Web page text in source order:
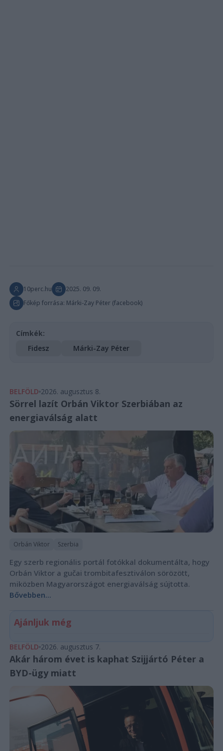
10perc.hu
2025. 09. 09.
Főkép forrása: Márki-Zay Péter (facebook)
Címkék:
Fidesz
Márki-Zay Péter
BELFÖLD 2026. augusztus 8.
Sörrel lazít Orbán Viktor Szerbiában az
energiaválság alatt
Orbán Viktor Szerbia
Egy szerb regionális portál fotókkal dokumentálta, hogy
Orbán Viktor a gučai trombitafesztiválon sörözött,
miközben Magyarországot energiaválság sújtotta.
Bővebben...
Ajánljuk még
BELFÖLD 2026. augusztus 7.
Akár három évet is kaphat Szijjártó Péter a
BYD-ügy miatt